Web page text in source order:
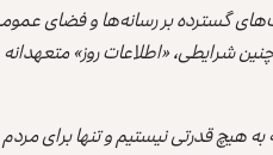
گسترده بر رسانه‌ها و فضای
شرایطی، «اطلاعات روز»
به هیچ قدرتی نیستیم و تنها برای